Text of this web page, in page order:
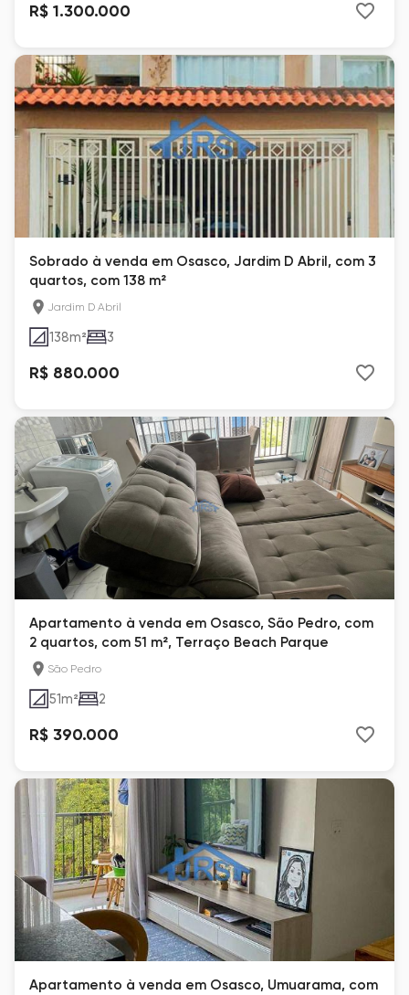
R$ 1.300.000
Sobrado à venda em Osasco, Jardim D Abril, com 3
quartos, com 138 m²
Jardim D Abril
138m² 3
R$ 880.000
Apartamento à venda em Osasco, São Pedro, com
2 quartos, com 51 m², Terraço Beach Parque
São Pedro
51m² 2
R$ 390.000
Apartamento à venda em Osasco, Umuarama, com